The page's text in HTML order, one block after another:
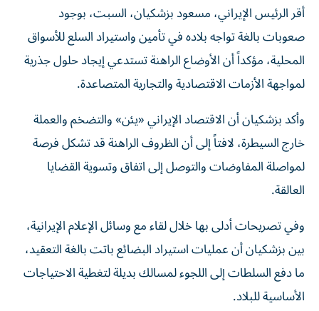
أقر الرئيس الإيراني، مسعود بزشكيان، السبت، بوجود
صعوبات بالغة تواجه بلاده في تأمين واستيراد السلع للأسواق
المحلية، مؤكداً أن الأوضاع الراهنة تستدعي إيجاد حلول جذرية
لمواجهة الأزمات الاقتصادية والتجارية المتصاعدة.
وأكد بزشكيان أن الاقتصاد الإيراني «يئن» والتضخم والعملة
خارج السيطرة، لافتاً إلى أن الظروف الراهنة قد تشكل فرصة
لمواصلة المفاوضات والتوصل إلى اتفاق وتسوية القضايا
العالقة.
وفي تصريحات أدلى بها خلال لقاء مع وسائل الإعلام الإيرانية،
بين بزشكيان أن عمليات استيراد البضائع باتت بالغة التعقيد،
ما دفع السلطات إلى اللجوء لمسالك بديلة لتغطية الاحتياجات
الأساسية للبلاد.